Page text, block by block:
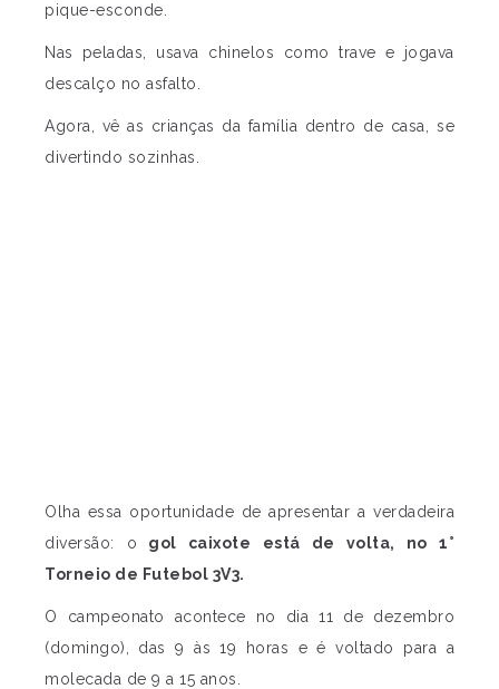
pique-esconde.
Nas peladas, usava chinelos como trave e jogava
descalço no asfalto.
Agora, vê as crianças da família dentro de casa, se
divertindo sozinhas.
Olha essa oportunidade de apresentar a verdadeira
diversão: o gol caixote está de volta, no 1°
Torneio de Futebol 3V3.
O campeonato acontece no dia 11 de dezembro
(domingo), das 9 às 19 horas e é voltado para a
molecada de 9 a 15 anos.